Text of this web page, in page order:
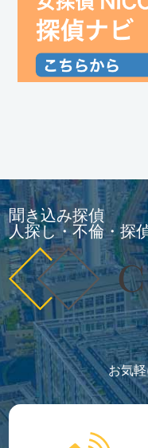
聞き込み探偵
人探し・不倫・探
お気